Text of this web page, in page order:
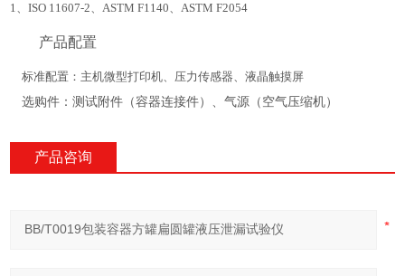
1、ISO 11607-2、ASTM F1140、ASTM F2054
产品配置
标准配置：主机微型打印机、压力传感器、液晶触摸屏
选购件：测试附件（容器连接件）、气源（空气压缩机）
产品咨询